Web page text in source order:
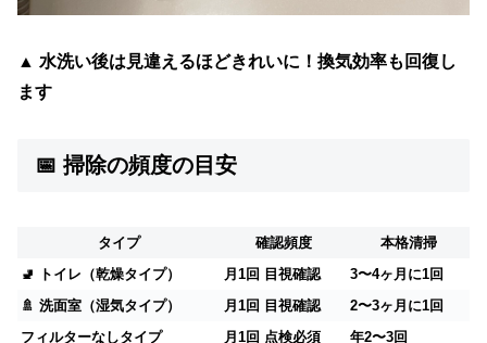
▲ 水洗い後は見違えるほどきれいに！換気効率も回復し
ます
📅 掃除の頻度の目安
タイプ 確認頻度
本格清掃
🚽 トイレ（乾燥タイプ）
月1回 目視確認
3〜4ヶ月に1回
🚿 洗面室（湿気タイプ）
月1回 目視確認
2〜3ヶ月に1回
フィルターなしタイプ
月1回 点検必須 年2〜3回